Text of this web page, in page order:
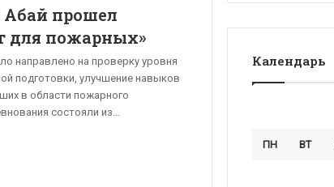
Абай прошел
для пожарных»
направлено на проверку уровня
подготовки, улучшение навыков
в области пожарного
состояли из…
Календарь
ПН ВТ